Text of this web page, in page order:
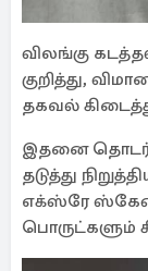
விலங்கு
குறித்து,
தகவல்
இதனை
தடுத்து
எக்ஸ்ரே
பொருட்களும்